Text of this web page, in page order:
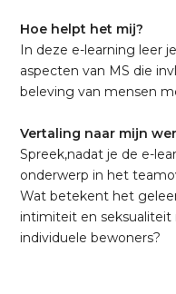
Hoe helpt het mij?
In deze e-learning leer
aspecten van MS die
beleving van mensen
Vertaling naar mijn
Spreek,nadat je de e-
onderwerp in het
Wat betekent het
intimiteit en
individuele bewoners?